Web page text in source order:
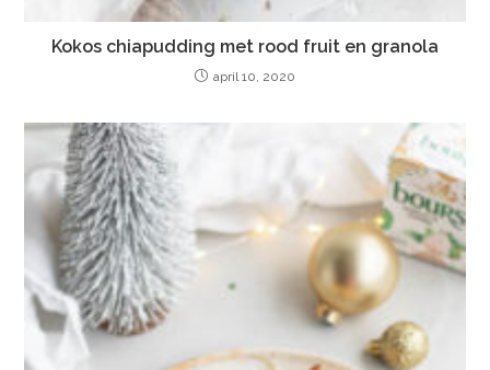
Kokos chiapudding met rood fruit en granola
april 10, 2020